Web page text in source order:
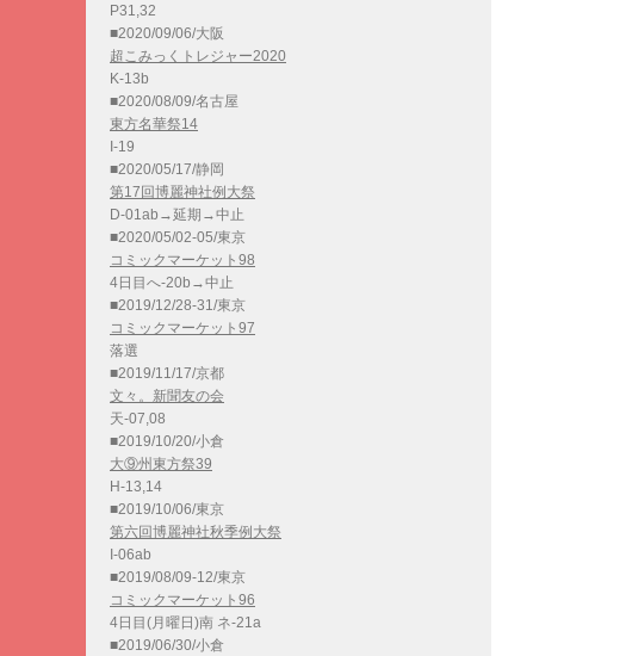
P31,32
■2020/09/06/大阪
超こみっくトレジャー2020
K-13b
■2020/08/09/名古屋
東方名華祭14
I-19
■2020/05/17/静岡
第17回博麗神社例大祭
D-01ab→延期→中止
■2020/05/02-05/東京
コミックマーケット98
4日目へ-20b→中止
■2019/12/28-31/東京
コミックマーケット97
落選
■2019/11/17/京都
文々。新聞友の会
天-07,08
■2019/10/20/小倉
大⑨州東方祭39
H-13,14
■2019/10/06/東京
第六回博麗神社秋季例大祭
I-06ab
■2019/08/09-12/東京
コミックマーケット96
4日目(月曜日)南 ネ-21a
■2019/06/30/小倉